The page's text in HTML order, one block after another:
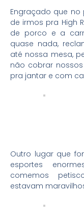
Engraçado que
de irmos pra High
de porco e a
quase nada,
até nossa mesa,
não cobrar
pra jantar e com
Outro lugar que
esportes
comemos
estavam